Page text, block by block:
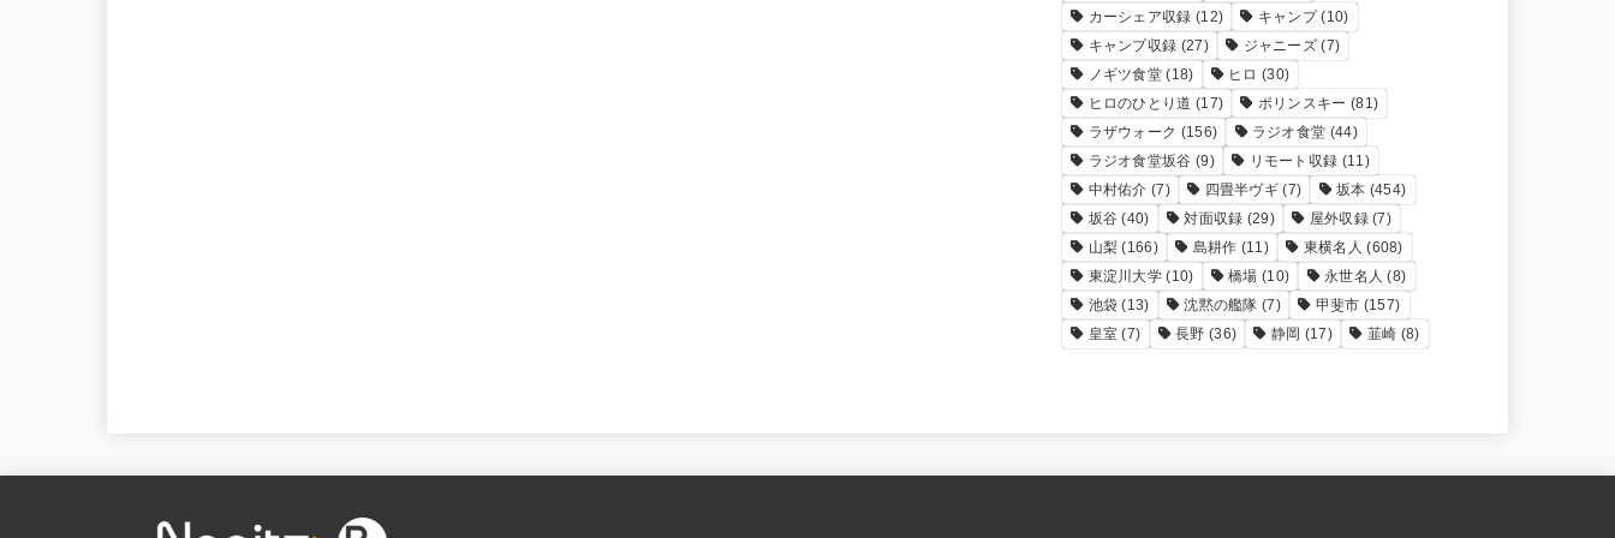
カーシェア収録 (12) キャンプ(10)
キャンプ収録 (27) ジャニーズ (7)
ノギツ食堂 (18) ヒロ (30)
ヒロのひとり道 (17) ポリンスキー (81)
ラザウォーク (156) ラジオ食堂 (44)
ラジオ食堂坂谷 (9) リモート収録 (11)
中村佑介 (7) 四畳半ヴギ (7) 坂本 (454)
坂谷 (40) 対面収録 (29) 屋外収録(7)
山梨 (166) 島耕作 (11) 東横名人 (608)
東淀川大学 (10) 橋場 (10) 永世名人 (8)
池袋 (13) 沈黙の艦隊 (7) 甲斐市 (157)
皇室 (7) 長野 (36) 静岡 (17) 韮崎 (8)